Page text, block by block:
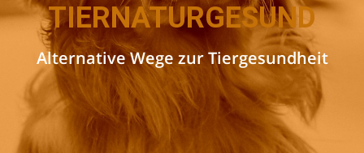
TIERNATURGESUND
Alternative Wege zur Tiergesundheit